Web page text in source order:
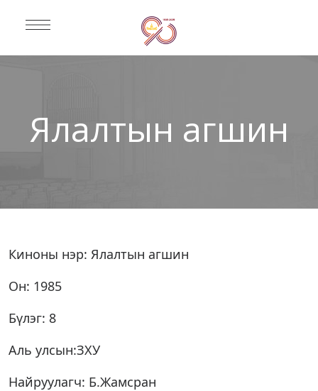
Ялалтын агшин
Киноны нэр: Ялалтын агшин
Он: 1985
Бүлэг: 8
Аль улсын:ЗХУ
Найруулагч: Б.Жамсран